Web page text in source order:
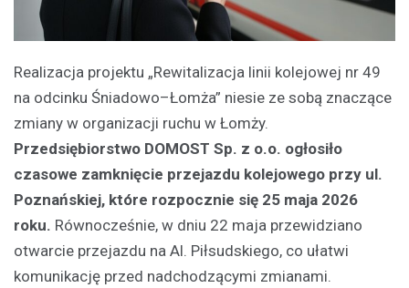
Realizacja projektu „Rewitalizacja linii kolejowej nr 49
na odcinku Śniadowo–Łomża” niesie ze sobą znaczące
zmiany w organizacji ruchu w Łomży.
Przedsiębiorstwo DOMOST Sp. z o.o. ogłosiło
czasowe zamknięcie przejazdu kolejowego przy ul.
Poznańskiej, które rozpocznie się 25 maja 2026
roku. Równocześnie, w dniu 22 maja przewidziano
otwarcie przejazdu na Al. Piłsudskiego, co ułatwi
komunikację przed nadchodzącymi zmianami.